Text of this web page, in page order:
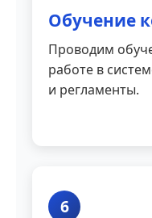
Обучение
Проводим
работе в
и регламенты.
6